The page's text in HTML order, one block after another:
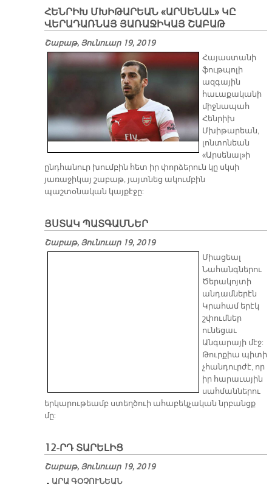
ՀԵՆՐԻԽ ՄԽԻԹԱՐԵԱՆ «ԱՐՍԵՆԱԼ» ԿԸ
ՎԵՐԱԴԱՌՆԱՅ ՅԱՌԱՋԻԿԱՅ ՇԱԲԱԹ
Շաբաթ, Յունուար 19, 2019
Հայաստանի
ֆութպոլի
ազգային
հաւաքականի
միջնապահ
Հենրիխ
Մխիթարեան,
լոնտոնեան
«Արսենալ»ի
ընդհանուր խումբին հետ իր փորձերուն կը սկսի
յառաջիկայ շաբաթ, յայտնեց ակումբին
պաշտօնական կայքէջը:
ՅՍՏԱԿ ՊԱՏԳԱՄՆԵՐ
Շաբաթ, Յունուար 19, 2019
Միացեալ
Նահանգներու
Ծերակոյտի
անդամներէն
Կրահամ երէկ
շփումներ
ունեցաւ
Անգարայի մէջ:
Թուրքիա պիտի
չհանդուրժէ, որ
իր հարաւային
սահմաններու
երկարութեամբ ստեղծուի ահաբեկչական նրբանցք
մը:
12-ՐԴ ՏԱՐԵԼԻՑ
Շաբաթ, Յունուար 19, 2019
ԱՐԱ ԳՕՉՈՒՆԵԱՆ